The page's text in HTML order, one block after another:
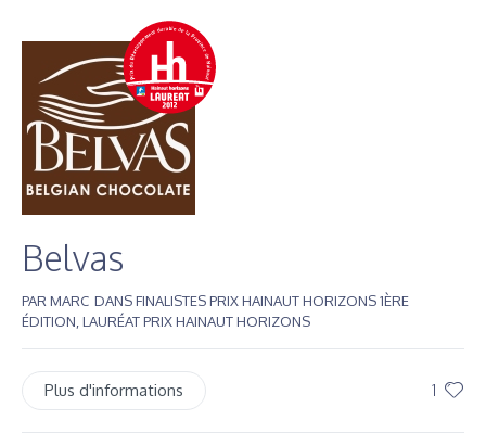
Belvas
PAR MARC DANSFINALISTES PRIX HAINAUT HORIZONS 1ÈRE
ÉDITION LAURÉAT PRIX HAINAUT HORIZONS
1
Plus d'informations